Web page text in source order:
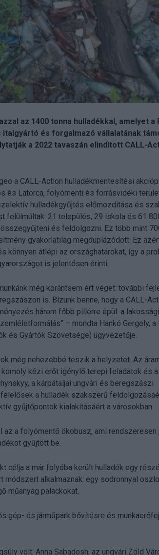
az 1400 tonna hulladékkal, amelyet a
és forgalmazó vállalatának
a 2022 tavaszán elindított CALL-
a CALL-Action hulladékmentesítési
és Latorca, folyómenti és forrásvidéki
hulladékgyűjtés előmozdítása és
felülmúltak: 21 település, 29 iskola és 61
és feldolgozni. Ez több mint
gyakorlatilag megduplázódott. Ez
átlépi az országhatárokat, így a
is jelentősen érinti.
még korántsem ért véget: további
is. Bízunk benne, hogy a CALL-
három főbb pillérre épül: a lakossági
– mondta Hankó Gergely, a
és Gyártók Szövetsége) ügyvezetője.
még nehezebbé teszik a helyzetet. Az
kézi erőt igénylő terepi feladatok és
a kárpátaljai ungvári és beregszászi
a hulladék szakszerű
gyűjtőpontok kialakításáért a városokban.
a folyómentő ökobusz, ami rendszeresen
gyűjtött be.
célja a már folyóba került hulladék egy
alkalmaznak: egy sodronnyal
műanyag palackokat.
gép- és járműpark bővítésre és
volt: Anna Sabadosh, az ungvári Zöld